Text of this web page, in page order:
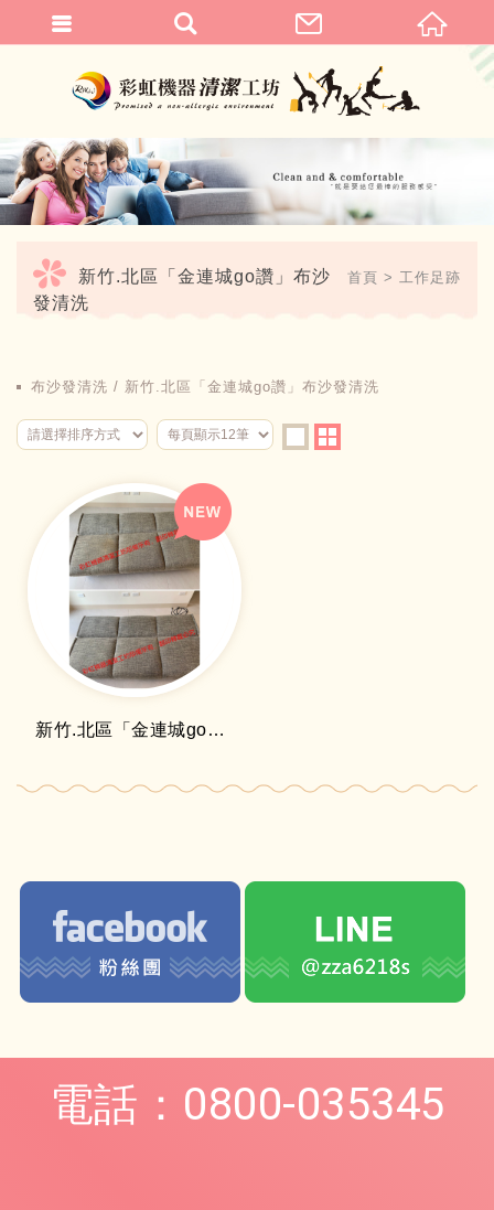
首頁 工作足跡
新竹.北區「金連城go讚」布沙
發清洗
布沙發清洗 新竹.北區「金連城go讚」布沙發清洗
新竹.北區「金連城go讚」布沙發清洗
電話：0800-035345